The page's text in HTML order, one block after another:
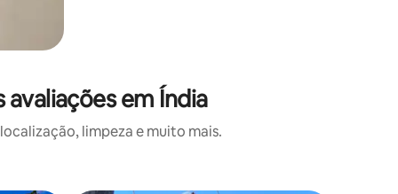
em Índia
limpeza e muito mais.